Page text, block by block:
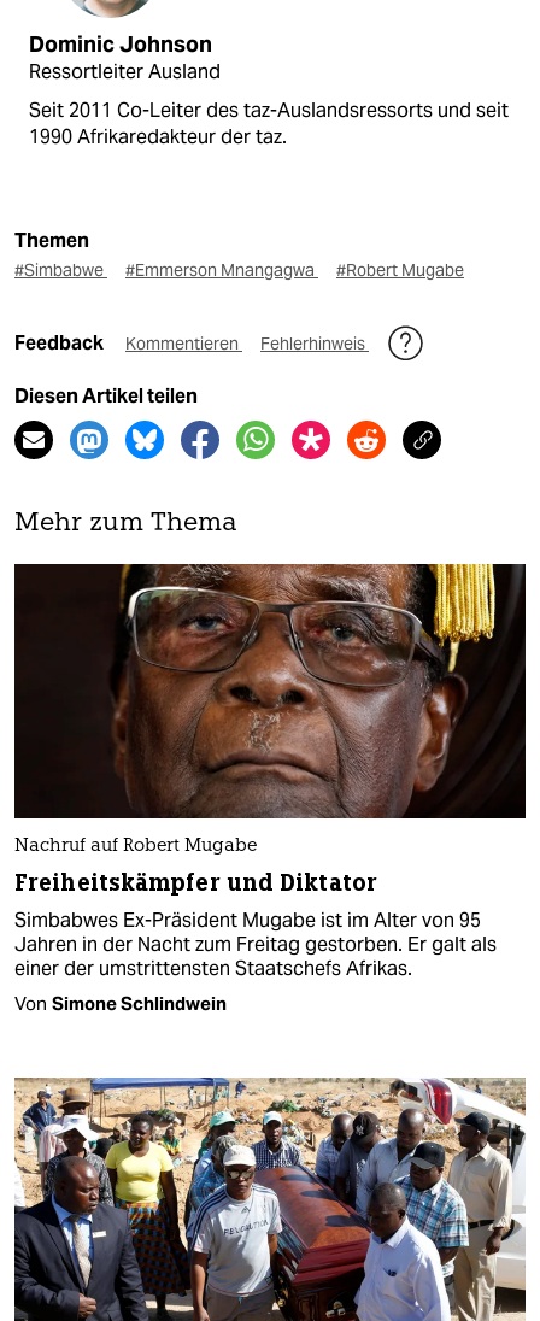
Dominic Johnson
Ressortleiter Ausland
Seit 2011 Co-Leiter des taz-Auslandsressorts und seit
1990 Afrikaredakteur der taz.
Themen
#Simbabwe #Emmerson Mnangagwa #Robert Mugabe
Feedback Kommentieren Fehlerhinweis
Diesen Artikel teilen
Mehr zum Thema
Nachruf auf Robert Mugabe
Freiheitskämpfer und Diktator
Simbabwes Ex-Präsident Mugabe ist im Alter von 95
Jahren in der Nacht zum Freitag gestorben. Er galt als
einer der umstrittensten Staatschefs Afrikas.
Von Simone Schlindwein